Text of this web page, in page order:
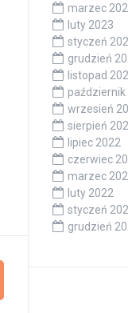
marzec
luty 2023
styczeń
grudzień
listopad
październik
wrzesień
sierpień
lipiec 2022
czerwiec
marzec
luty 2022
styczeń
grudzień